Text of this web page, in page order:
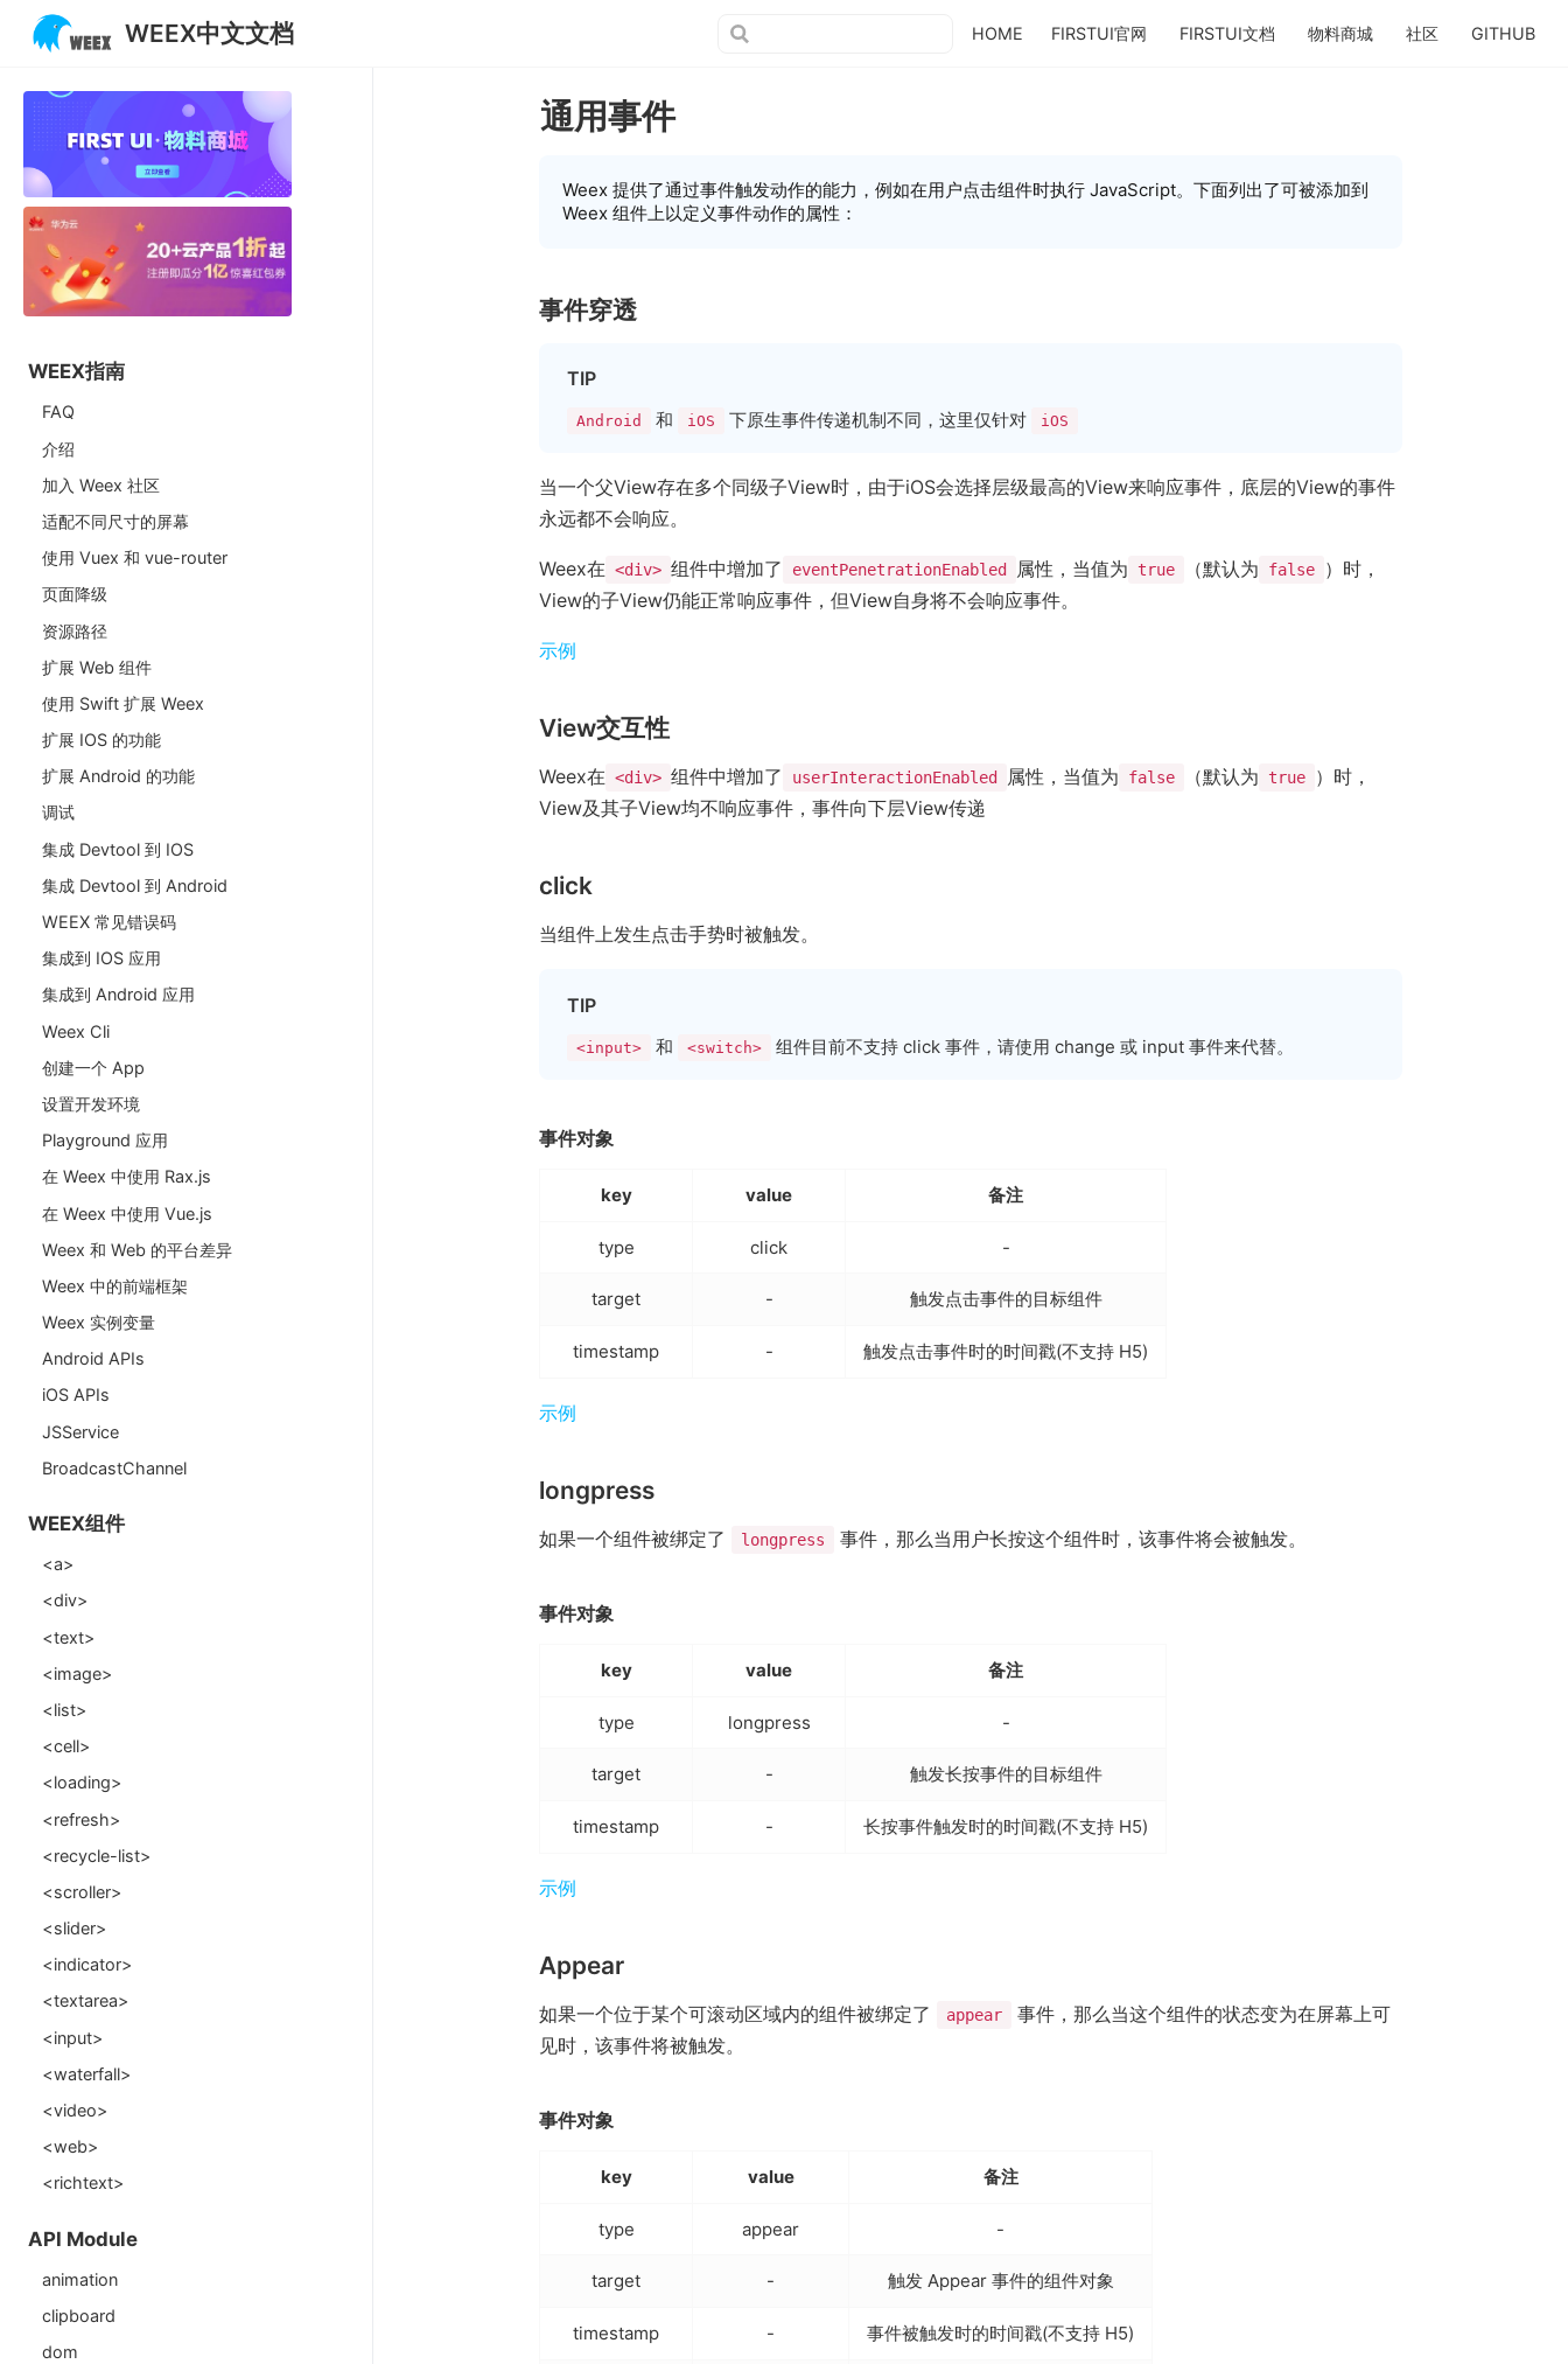
WEEX中文文档 HOME
FIRSTUI官网
FIRSTUI文档
物料商城
社区
GITHUB
WEEX指南
FAQ
介绍
加入 Weex 社区
适配不同尺寸的屏幕
使用 Vuex 和 vue-router
页面降级
资源路径
扩展 Web 组件
使用 Swift 扩展 Weex
扩展 IOS 的功能
扩展 Android 的功能
调试
集成 Devtool 到 IOS
集成 Devtool 到 Android
WEEX 常见错误码
集成到 IOS 应用
集成到 Android 应用
Weex Cli
创建一个 App
设置开发环境
Playground 应用
在 Weex 中使用 Rax.js
在 Weex 中使用 Vue.js
Weex 和 Web 的平台差异
Weex 中的前端框架
Weex 实例变量
Android APIs
iOS APIs
JSService
BroadcastChannel
WEEX组件
<a>
<div>
<text>
<image>
<list>
<cell>
<loading>
<refresh>
<recycle-list>
<scroller>
<slider>
<indicator>
<textarea>
<input>
<waterfall>
<video>
<web>
<richtext>
API Module
animation
clipboard
dom
通用事件
Weex 提供了通过事件触发动作的能力，例如在用户点击组件时执行 JavaScript。下面列出了可被添加到
Weex 组件上以定义事件动作的属性：
事件穿透
TIP
Android 和 iOS 下原生事件传递机制不同，这里仅针对 iOS
当一个父View存在多个同级子View时，由于iOS会选择层级最高的View来响应事件，底层的View的事件
永远都不会响应。
Weex在 <div> 组件中增加了 eventPenetrationEnabled 属性，当值为 true （默认为 false
）时，
View的子View仍能正常响应事件，但View自身将不会响应事件。
示例
View交互性
Weex在 <div> 组件中增加了 userInteractionEnabled 属性，当值为 false （默认为 true
）时，
View及其子View均不响应事件，事件向下层View传递
click
当组件上发生点击手势时被触发。
TIP
<input> 和 <switch> 组件目前不支持 click 事件，请使用 change 或 input 事件来代替。
事件对象
key value 备注
type click -
target - 触发点击事件的目标组件
timestamp - 触发点击事件时的时间戳(不支持 H5)
示例
longpress
如果一个组件被绑定了 longpress 事件，那么当用户长按这个组件时，该事件将会被触发。
事件对象
key value 备注
type longpress -
target - 触发长按事件的目标组件
timestamp - 长按事件触发时的时间戳(不支持 H5)
示例
Appear
如果一个位于某个可滚动区域内的组件被绑定了 appear
事件，那么当这个组件的状态变为在屏幕上可
见时，该事件将被触发。
事件对象
key value 备注
type appear -
target - 触发 Appear 事件的组件对象
timestamp - 事件被触发时的时间戳(不支持 H5)